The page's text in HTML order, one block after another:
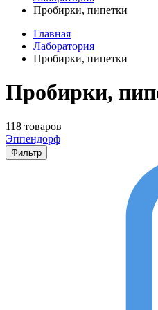
Пробирки, пипетки
Главная
Лаборатория
Пробирки, пипетки
Пробирки,
118 товаров
Эппендорф
Фильтр